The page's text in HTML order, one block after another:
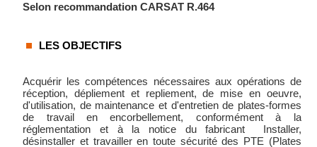
Selon recommandation CARSAT R.464
LES OBJECTIFS
Acquérir les compétences nécessaires aux opérations de
réception, dépliement et repliement, de mise en oeuvre,
d'utilisation, de maintenance et d'entretien de plates-formes
de travail en encorbellement, conformément à la
réglementation et à la notice du fabricant Installer,
désinstaller et travailler en toute sécurité des PTE (Plates